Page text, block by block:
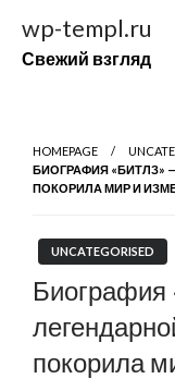
содержимому
wp-templ.ru
Свежий взгляд
HOMEPAGE
БИОГРАФИЯ «БИТЛЗ»
ПОКОРИЛА МИР И
UNCATEGORISED
Биография
покорила